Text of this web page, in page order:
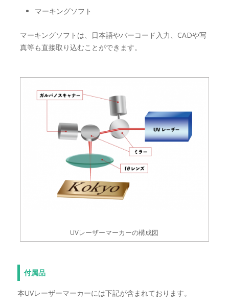
マーキングソフト
マーキングソフトは、日本語やバーコード入力、CADや写
真等も直接取り込むことができます。
UVレーザーマーカーの構成図
付属品
本UVレーザーマーカーには下記が含まれております。